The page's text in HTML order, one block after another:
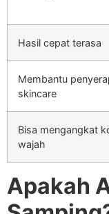
Hasil cepat terasa
Membantu
skincare
Bisa mengangkat
wajah
Apakah